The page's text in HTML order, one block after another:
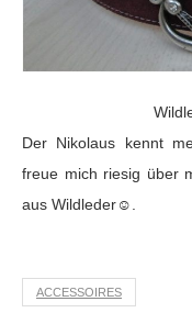
Der Nikolaus kennt
freue mich riesig über
aus Wildleder☺.
ACCESSOIRES